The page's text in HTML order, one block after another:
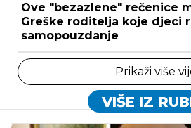
Ove "bezazlene" rečenice
Greške roditelja koje djeci
samopouzdanje
Prikaži više
VIŠE IZ